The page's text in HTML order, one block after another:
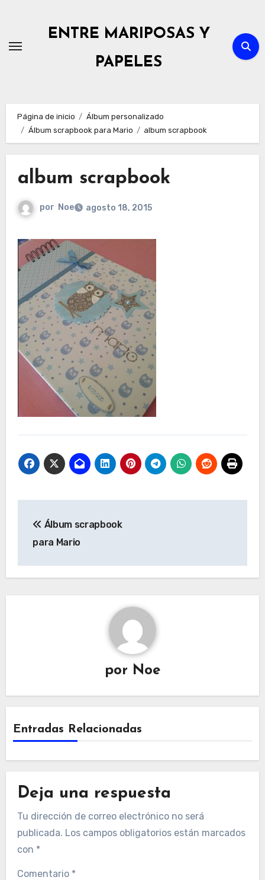
contenido
ENTRE MARIPOSAS Y
PAPELES
Página de inicio
Álbum personalizado
Álbum scrapbook para Mario
album scrapbook
album scrapbook
por Noe agosto 18, 2015
de
Álbum scrapbook
para Mario
por Noe
Entradas Relacionadas
Deja una respuesta
Tu dirección de correo electrónico no será
publicada. Los campos obligatorios están marcados
con *
Comentario *